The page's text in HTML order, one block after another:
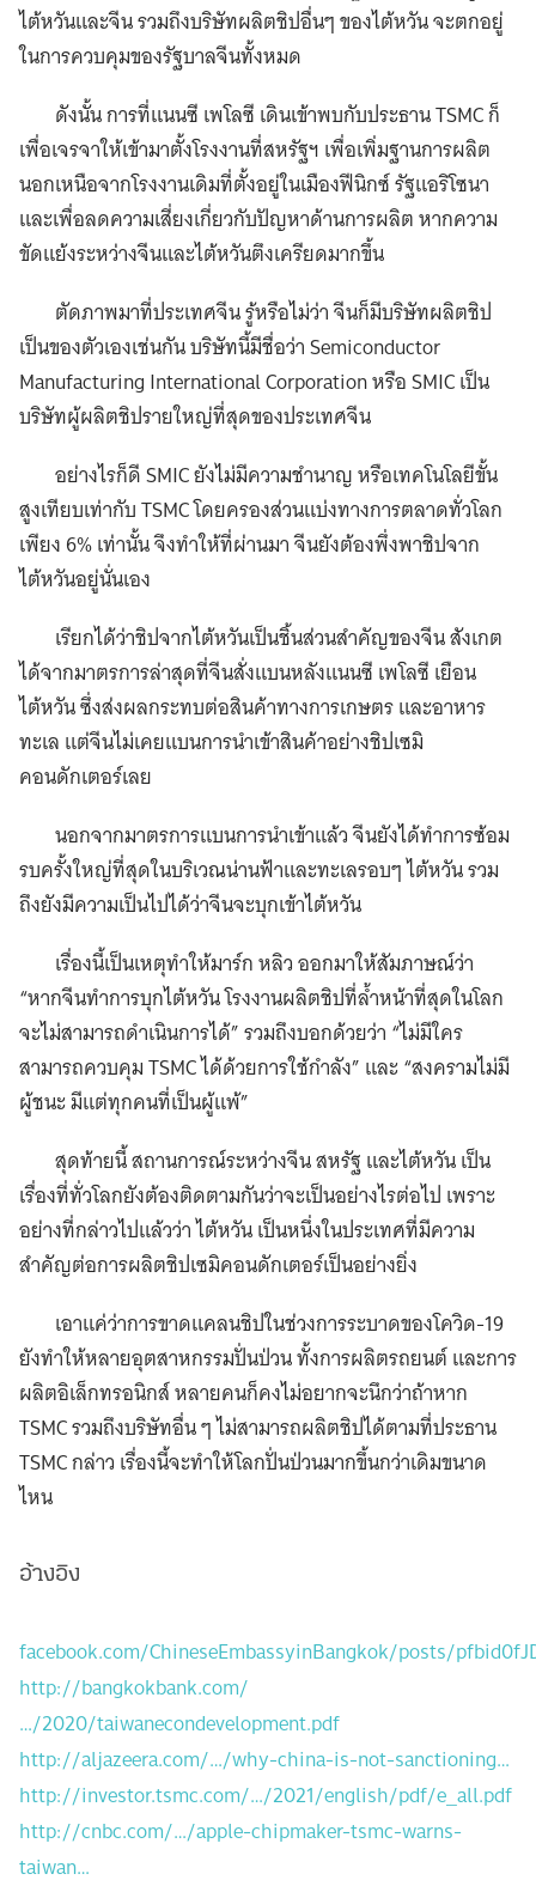
ไต้หวันและจีน รวมถึงบริษัทผลิตชิปอื่นๆ ของไต้หวัน จะตกอยู่
ในการควบคุมของรัฐบาลจีนทั้งหมด
ดังนั้น การที่แนนซี เพโลซี เดินเข้าพบกับประธาน TSMC ก็
เพื่อเจรจาให้เข้ามาตั้งโรงงานที่สหรัฐฯ เพื่อเพิ่มฐานการผลิต
นอกเหนือจากโรงงานเดิมที่ตั้งอยู่ในเมืองฟีนิกซ์ รัฐแอริโซนา
และเพื่อลดความเสี่ยงเกี่ยวกับปัญหาด้านการผลิต หากความ
ขัดแย้งระหว่างจีนและไต้หวันตึงเครียดมากขึ้น
ตัดภาพมาที่ประเทศจีน รู้หรือไม่ว่า จีนก็มีบริษัทผลิตชิป
เป็นของตัวเองเช่นกัน บริษัทนี้มีชื่อว่า Semiconductor
Manufacturing International Corporation หรือ SMIC เป็น
บริษัทผู้ผลิตชิปรายใหญ่ที่สุดของประเทศจีน
อย่างไรก็ดี SMIC ยังไม่มีความชำนาญ หรือเทคโนโลยีขั้น
สูงเทียบเท่ากับ TSMC โดยครองส่วนแบ่งทางการตลาดทั่วโลก
เพียง 6% เท่านั้น จึงทำให้ที่ผ่านมา จีนยังต้องพึ่งพาชิปจาก
ไต้หวันอยู่นั่นเอง
เรียกได้ว่าชิปจากไต้หวันเป็นชิ้นส่วนสำคัญของจีน สังเกต
ได้จากมาตรการล่าสุดที่จีนสั่งแบนหลังแนนซี เพโลซี เยือน
ไต้หวัน ซึ่งส่งผลกระทบต่อสินค้าทางการเกษตร และอาหาร
ทะเล แต่จีนไม่เคยแบนการนำเข้าสินค้าอย่างชิปเซมิ
คอนดักเตอร์เลย
นอกจากมาตรการแบนการนำเข้าแล้ว จีนยังได้ทำการซ้อม
รบครั้งใหญ่ที่สุดในบริเวณน่านฟ้าและทะเลรอบๆ ไต้หวัน รวม
ถึงยังมีความเป็นไปได้ว่าจีนจะบุกเข้าไต้หวัน
เรื่องนี้เป็นเหตุทำให้มาร์ก หลิว ออกมาให้สัมภาษณ์ว่า
“หากจีนทำการบุกไต้หวัน โรงงานผลิตชิปที่ล้ำหน้าที่สุดในโลก
จะไม่สามารถดำเนินการได้” รวมถึงบอกด้วยว่า “ไม่มีใคร
สามารถควบคุม TSMC ได้ด้วยการใช้กำลัง” และ “สงครามไม่มี
ผู้ชนะ มีแต่ทุกคนที่เป็นผู้แพ้”
สุดท้ายนี้ สถานการณ์ระหว่างจีน สหรัฐ และไต้หวัน เป็น
เรื่องที่ทั่วโลกยังต้องติดตามกันว่าจะเป็นอย่างไรต่อไป เพราะ
อย่างที่กล่าวไปแล้วว่า ไต้หวัน เป็นหนึ่งในประเทศที่มีความ
สำคัญต่อการผลิตชิปเซมิคอนดักเตอร์เป็นอย่างยิ่ง
เอาแค่ว่าการขาดแคลนชิปในช่วงการระบาดของโควิด-19
ยังทำให้หลายอุตสาหกรรมปั่นป่วน ทั้งการผลิตรถยนต์ และการ
ผลิตอิเล็กทรอนิกส์ หลายคนก็คงไม่อยากจะนึกว่าถ้าหาก
TSMC รวมถึงบริษัทอื่น ๆ ไม่สามารถผลิตชิปได้ตามที่ประธาน
TSMC กล่าว เรื่องนี้จะทำให้โลกปั่นป่วนมากขึ้นกว่าเดิมขนาด
ไหน
อ้างอิง
facebook.com/ChineseEmbassyinBangkok/posts/
http://bangkokbank.com/
…/2020/taiwanecondevelopment.pdf
http://aljazeera.com/…/why-china-is-not-sanctioning…
http://investor.tsmc.com/…/2021/english/pdf/e_all.pdf
http://cnbc.com/…/apple-chipmaker-tsmc-warns-
taiwan…